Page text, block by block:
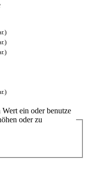
ein oder benutze
oder zu